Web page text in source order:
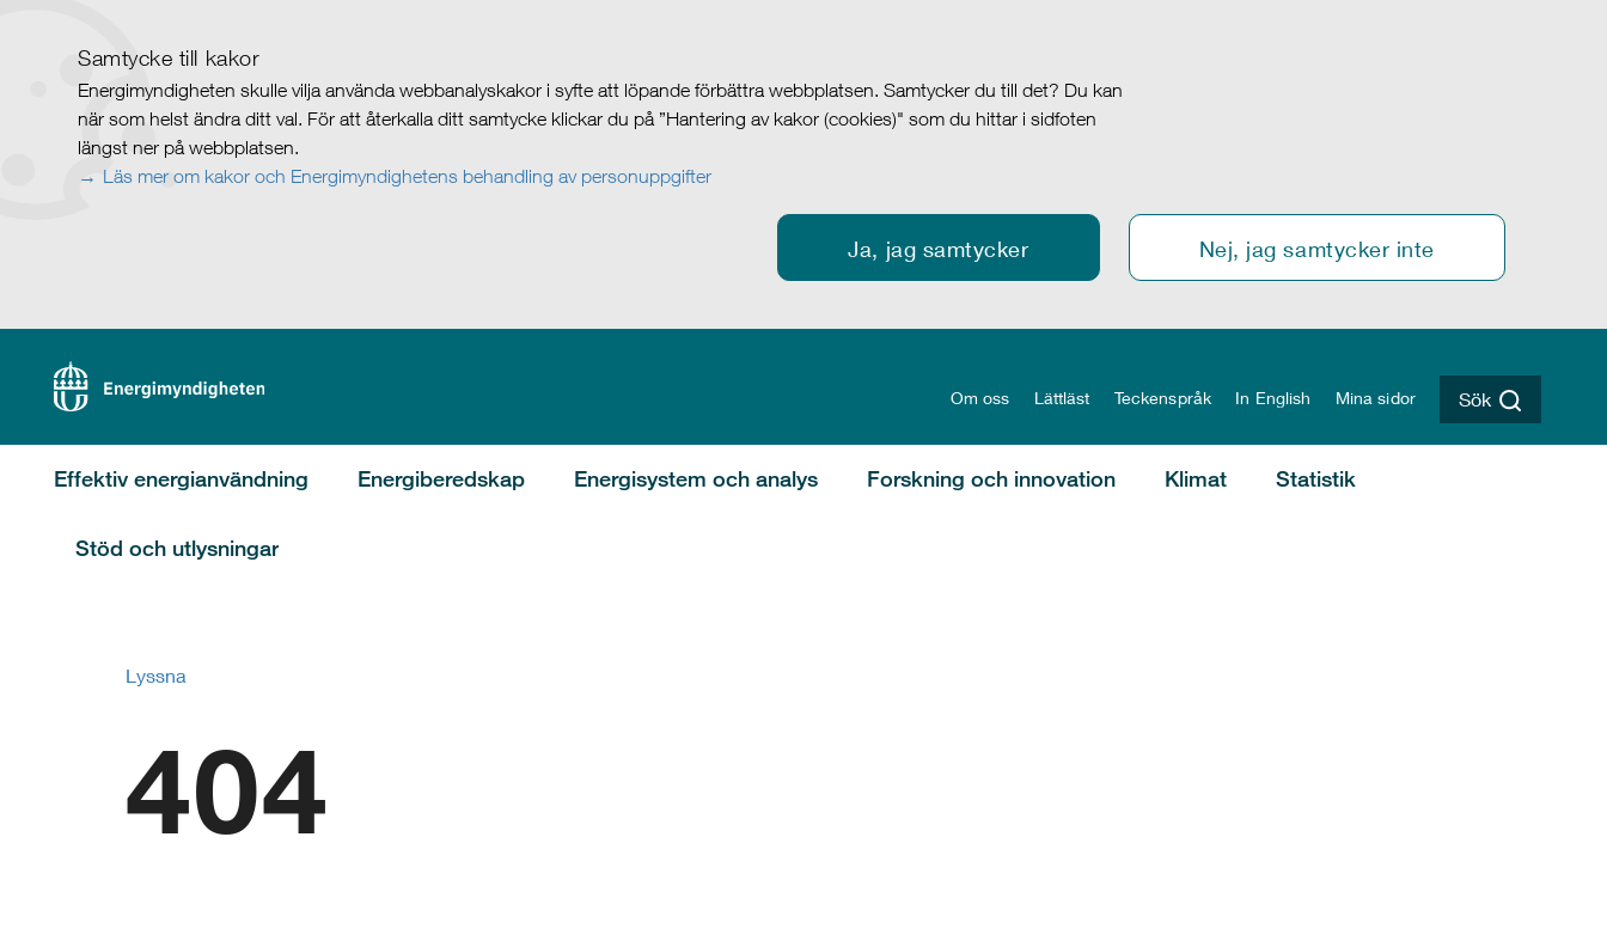
Samtycke till kakor
Energimyndigheten skulle vilja använda webbanalyskakor i syfte att löpande förbättra webbplatsen. Samtycker du till det? Du kan
när som helst ändra ditt val. För att återkalla ditt samtycke klickar du på ”Hantering av kakor (cookies)" som du hittar i sidfoten
längst ner på webbplatsen.
Läs mer om kakor och Energimyndighetens behandling av personuppgifter
Ja, jag samtycker Nej, jag samtycker inte
Om oss Lättläst Teckenspråk In English Mina sidor Sök
Effektiv energianvändning Energiberedskap Energisystem och analys Forskning och innovation Klimat Statistik
Stöd och utlysningar
Lyssna
404